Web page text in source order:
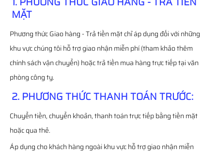
MẶT
Phương thức Giao hàng - Trả tiền mặt chỉ áp dụng đối với những
khu vực chúng tôi hỗ trợ giao nhận miễn phí (tham khảo thêm
chính sách vận chuyển) hoặc trả tiền mua hàng trực tiếp tại văn
phòng công ty.
2. PHƯƠNG THỨC THANH TOÁN TRƯỚC:
Chuyển tiền, chuyển khoản, thanh toán trực tiếp bằng tiền mặt
hoặc qua thẻ.
Áp dụng cho khách hàng ngoài khu vực hỗ trợ giao nhận miễn